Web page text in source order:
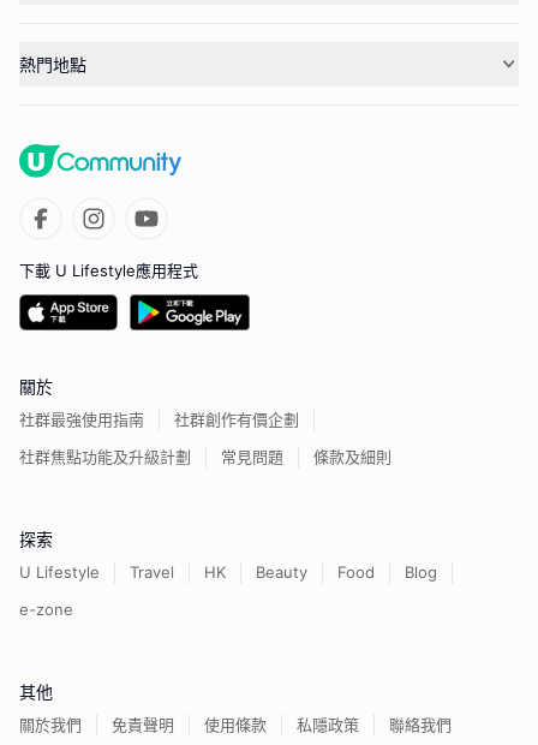
熱門地點
下載 U Lifestyle應用程式
關於
社群最強使用指南
社群創作有價企劃
社群焦點功能及升級計劃
常見問題 條款及細則
探索
U Lifestyle Travel HK Beauty Food
Blog
e-zone
其他
關於我們 免責聲明 使用條款 私隱政策 聯絡我們